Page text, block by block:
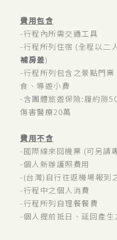
費用包含
-行程內所需交通工具
-行程所列住宿 (全程以二
補房差)
-行程所列包含之景點門
食、導遊小費
-含團體旅遊保險:履約險
傷害醫療20萬
費用不含
-國際線來回機票 (可另請
-個人新辦護照費用
-(台灣)自行往返機場報到
-行程中之個人消費
-行程所列自理餐餐費
-個人提前抵日、延回產生